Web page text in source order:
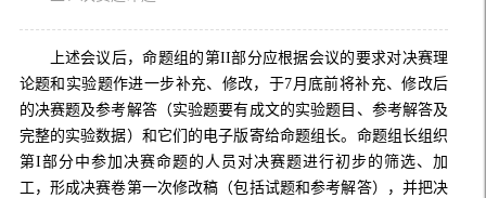
上述会议后，命题组的第II部分应根据会议的要求对决赛理
论题和实验题作进一步补充、修改，于7月底前将补充、修改后
的决赛题及参考解答（实验题要有成文的实验题目、参考解答及
完整的实验数据）和它们的电子版寄给命题组长。命题组长组织
第I部分中参加决赛命题的人员对决赛题进行初步的筛选、加
工，形成决赛卷第一次修改稿（包括试题和参考解答），并把决